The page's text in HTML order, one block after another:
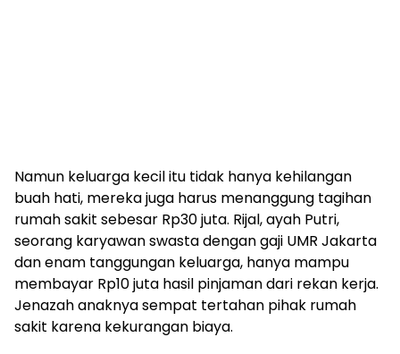
Namun keluarga kecil itu tidak hanya kehilangan
buah hati, mereka juga harus menanggung tagihan
rumah sakit sebesar Rp30 juta. Rijal, ayah Putri,
seorang karyawan swasta dengan gaji UMR Jakarta
dan enam tanggungan keluarga, hanya mampu
membayar Rp10 juta hasil pinjaman dari rekan kerja.
Jenazah anaknya sempat tertahan pihak rumah
sakit karena kekurangan biaya.